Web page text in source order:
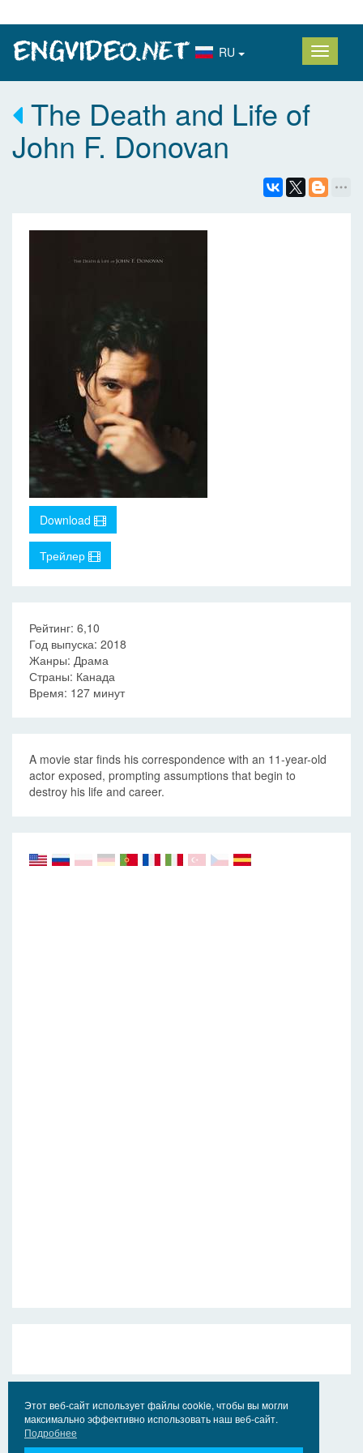
RU
The Death and Life of
John F. Donovan
Download
Трейлер
Рейтинг: 6,10
Год выпуска: 2018
Жанры: Драма
Страны: Канада
Время: 127 минут
A movie star finds his correspondence with an 11-year-old
actor exposed, prompting assumptions that begin to
destroy his life and career.
Этот веб-сайт использует файлы cookie, чтобы вы могли
максимально эффективно использовать наш веб-сайт.
Подробнее